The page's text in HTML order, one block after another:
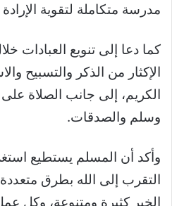
مدرسة متكاملة لتقوية
كما دعا إلى تنويع العبادات
الإكثار من الذكر والتسبيح
الكريم، إلى جانب الصلاة
وسلم والصدقات.
وأكد أن المسلم يستطيع
التقرب إلى الله بطرق
الخير كثيرة ومتنوعة، وكل